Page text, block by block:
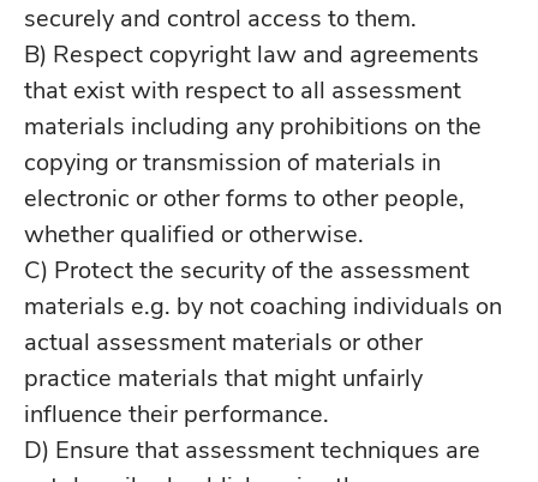
securely and control access to them.
B) Respect copyright law and agreements
that exist with respect to all assessment
materials including any prohibitions on the
copying or transmission of materials in
electronic or other forms to other people,
whether qualified or otherwise.
C) Protect the security of the assessment
materials e.g. by not coaching individuals on
actual assessment materials or other
practice materials that might unfairly
influence their performance.
D) Ensure that assessment techniques are